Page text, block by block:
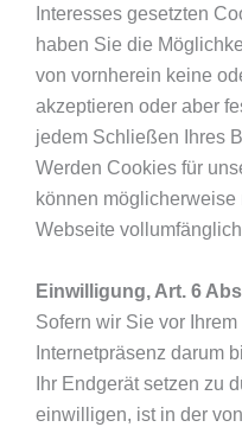
Interesses gesetzten
haben Sie die
von vornherein keine
akzeptieren oder aber
jedem Schließen Ihres
Werden Cookies für
können
Webseite
Einwilligung, Art. 6
Sofern wir Sie vor
Internetpräsenz darum
Ihr Endgerät setzen zu
einwilligen, ist in der